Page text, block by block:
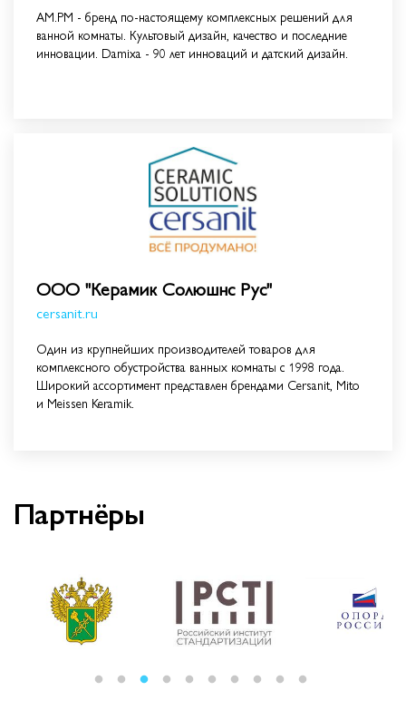
AM.PM - бренд по-настоящему комплексных решений для
ванной комнаты. Культовый дизайн, качество и последние
инновации. Damixa - 90 лет инноваций и датский дизайн.
ООО "Керамик Солюшнс Рус"
cersanit.ru
Один из крупнейших производителей товаров для
комплексного обустройства ванных комнаты с 1998 года.
Широкий ассортимент представлен брендами Cersanit, Mito
и Meissen Keramik.
Партнёры